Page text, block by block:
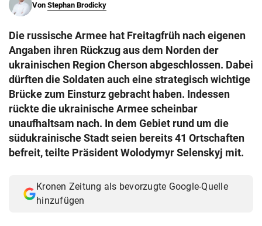
search
eingeben
© Krone Multimedia GmbH & Co KG 2026
Muthgasse 2, 1190 Wien
Von Stephan Brodicky
Die russische Armee hat Freitagfrüh nach eigenen
Angaben ihren Rückzug aus dem Norden der
ukrainischen Region Cherson abgeschlossen. Dabei
dürften die Soldaten auch eine strategisch wichtige
Brücke zum Einsturz gebracht haben. Indessen
rückte die ukrainische Armee scheinbar
unaufhaltsam nach. In dem Gebiet rund um die
südukrainische Stadt seien bereits 41 Ortschaften
befreit, teilte Präsident Wolodymyr Selenskyj mit.
Kronen Zeitung als bevorzugte Google-Quelle
hinzufügen